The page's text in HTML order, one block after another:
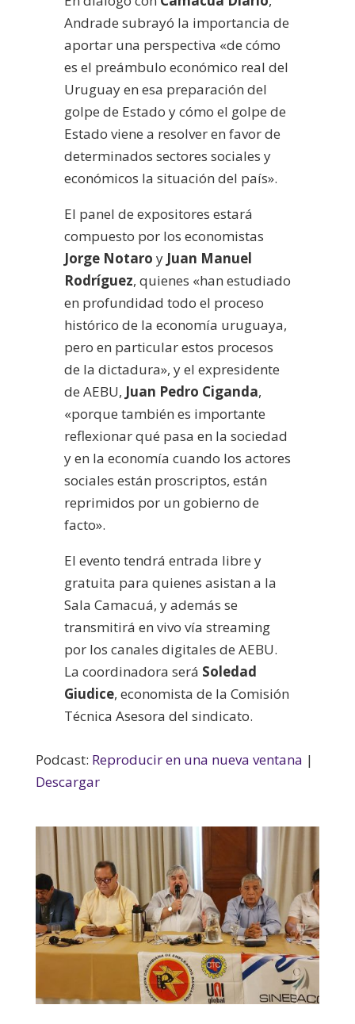
Andrade subrayó la importancia de
aportar una perspectiva «de cómo
es el preámbulo económico real del
Uruguay en esa preparación del
golpe de Estado y cómo el golpe de
Estado viene a resolver en favor de
determinados sectores sociales y
económicos la situación del país».
El panel de expositores estará
compuesto por los economistas
Jorge Notaro y Juan Manuel
Rodríguez, quienes «han estudiado
en profundidad todo el proceso
histórico de la economía uruguaya,
pero en particular estos procesos
de la dictadura», y el expresidente
de AEBU, Juan Pedro Ciganda,
«porque también es importante
reflexionar qué pasa en la sociedad
y en la economía cuando los actores
sociales están proscriptos, están
reprimidos por un gobierno de
facto».
El evento tendrá entrada libre y
gratuita para quienes asistan a la
Sala Camacuá, y además se
transmitirá en vivo vía streaming
por los canales digitales de AEBU.
La coordinadora será Soledad
Giudice, economista de la Comisión
Técnica Asesora del sindicato.
Podcast: Reproducir en una nueva ventana |
Descargar